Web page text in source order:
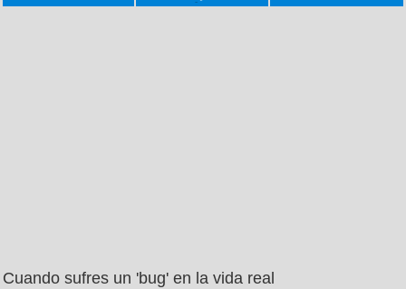
Cuando sufres un 'bug' en la vida real